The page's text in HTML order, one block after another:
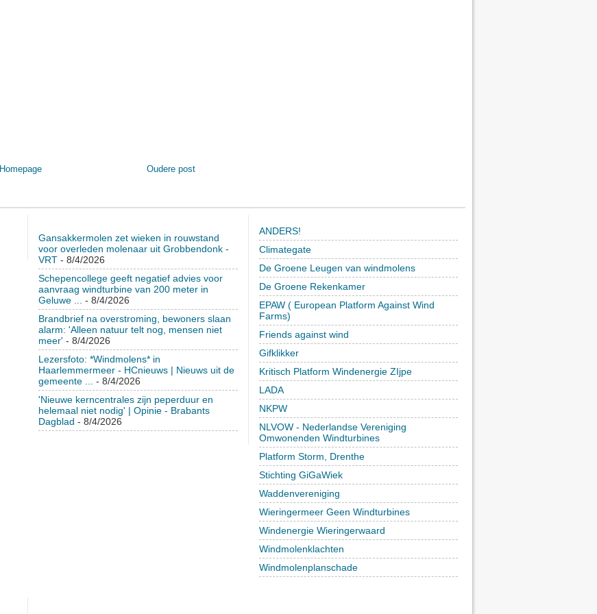
Oudere post
Homepage
Gansakkermolen zet wieken in rouwstand
voor overleden molenaar uit Grobbendonk -
VRT- 8/4/2026
Schepencollege geeft negatief advies voor
aanvraag windturbine van 200 meter in
Geluwe ...
- 8/4/2026
Brandbrief na overstroming, bewoners slaan
alarm: 'Alleen natuur telt nog, mensen niet
meer' - 8/4/2026
Lezersfoto: *Windmolens* in
Haarlemmermeer - HCnieuws | Nieuws uit de
gemeente ...
- 8/4/2026
'Nieuwe kerncentrales zijn peperduur en
helemaal niet nodig' | Opinie - Brabants
Dagblad - 8/4/2026
ANDERS!
Climategate
De Groene Leugen van windmolens
De Groene Rekenkamer
EPAW ( European Platform Against Wind
Farms)
Friends against wind
Gifklikker
Kritisch Platform Windenergie ZIjpe
LADA
NKPW
NLVOW - Nederlandse Vereniging
Omwonenden Windturbines
Platform Storm, Drenthe
Stichting GiGaWiek
Waddenvereniging
Wieringermeer Geen Windturbines
Windenergie Wieringerwaard
Windmolenklachten
Windmolenplanschade